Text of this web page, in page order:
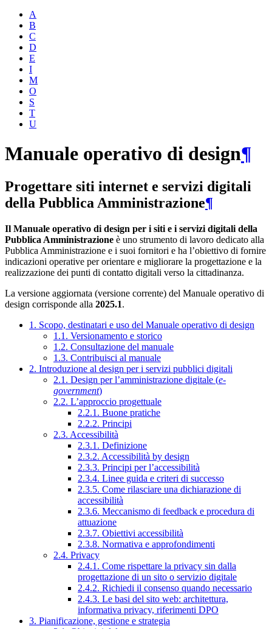
A
B
C
D
E
I
M
O
S
T
U
Manuale operativo di design¶
Progettare siti internet e servizi digitali
della Pubblica Amministrazione¶
Il Manuale operativo di design per i siti e i servizi digitali della
Pubblica Amministrazione è uno strumento di lavoro dedicato alla
Pubblica Amministrazione e i suoi fornitori e ha l’obiettivo di fornire
indicazioni operative per orientare e migliorare la progettazione e la
realizzazione dei punti di contatto digitali verso la cittadinanza.
La versione aggiornata (versione corrente) del Manuale operativo di
design corrisponde alla 2025.1.
1. Scopo, destinatari e uso del Manuale operativo di design
1.1. Versionamento e storico
1.2. Consultazione del manuale
1.3. Contribuisci al manuale
2. Introduzione al design per i servizi pubblici digitali
2.1. Design per l’amministrazione digitale (e-
government)
2.2. L’approccio progettuale
2.2.1. Buone pratiche
2.2.2. Principi
2.3. Accessibilità
2.3.1. Definizione
2.3.2. Accessibilità by design
2.3.3. Principi per l’accessibilità
2.3.4. Linee guida e criteri di successo
2.3.5. Come rilasciare una dichiarazione di
accessibilità
2.3.6. Meccanismo di feedback e procedura di
attuazione
2.3.7. Obiettivi accessibilità
2.3.8. Normativa e approfondimenti
2.4. Privacy
2.4.1. Come rispettare la privacy sin dalla
progettazione di un sito o servizio digitale
2.4.2. Richiedi il consenso quando necessario
2.4.3. Le basi del sito web: architettura,
informativa privacy, riferimenti DPO
3. Pianificazione, gestione e strategia